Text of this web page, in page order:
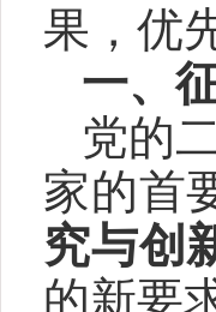
果，优
一、
党的
家的首
究与创
的新要